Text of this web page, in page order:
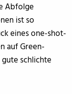
Abfolge
ist so
eines one-shot-
auf Green-
schlichte